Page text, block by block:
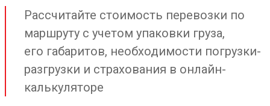
Рассчитайте стоимость перевозки по
маршруту с учетом упаковки груза,
его габаритов, необходимости погрузки-
разгрузки и страхования в онлайн-
калькуляторе